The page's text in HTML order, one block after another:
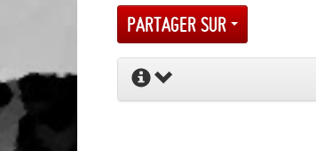
Partager sur